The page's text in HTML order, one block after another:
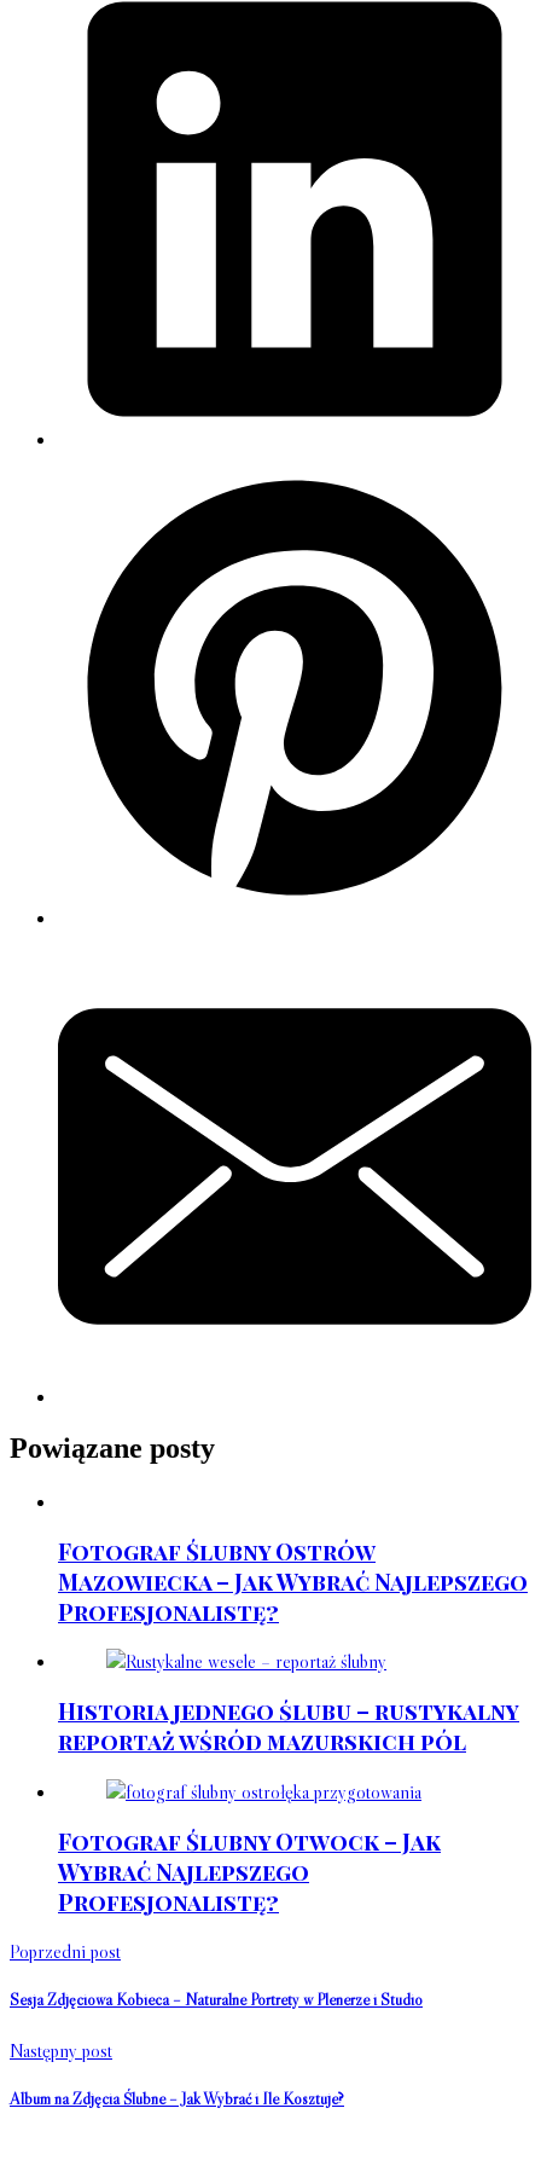
Powiązane posty
Fotograf Ślubny Ostrów
Mazowiecka – Jak Wybrać Najlepszego
Profesjonalistę?
Historia jednego ślubu – rustykalny
reportaż wśród mazurskich pól
Fotograf Ślubny Otwock – Jak
Wybrać Najlepszego
Profesjonalistę?
Poprzedni post
Sesja Zdjęciowa Kobieca – Naturalne Portrety w Plenerze i Studio
Następny post
Album na Zdjęcia Ślubne – Jak Wybrać i Ile Kosztuje?